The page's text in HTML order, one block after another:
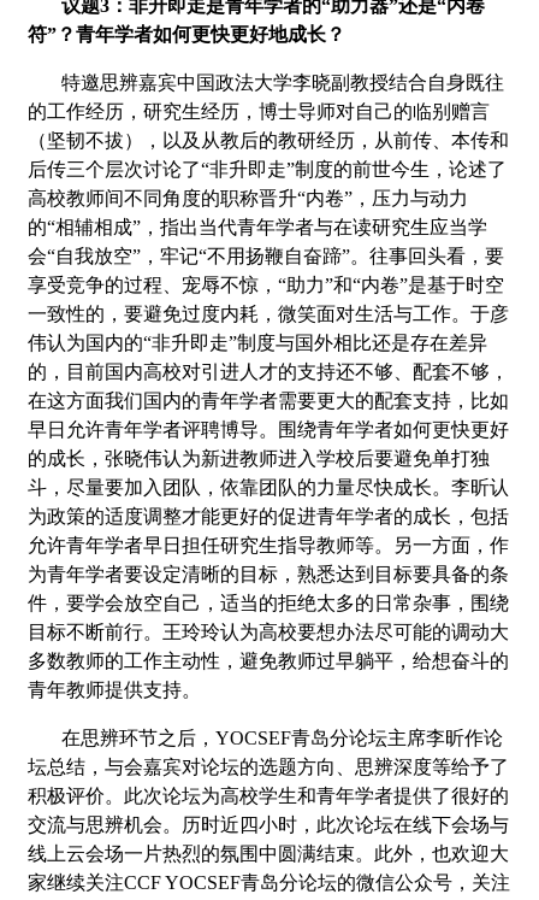
议题3 ：非升即走是青年学者的“助力器”还是“ 内卷
符” ？青年学者如何更快更好地成长？
特邀思辨嘉宾中国政法大学李晓副教授结合自身既往
的工作经历，研究生经历，博士导师对自己的临别赠言
（坚韧不拔），以及从教后的教研经历，从前传、本传和
后传三个层次讨论了“非升即走”制度的前世今生，论述了
高校教师间不同角度的职称晋升“内卷”，压力与动力
的“相辅相成”，指出当代青年学者与在读研究生应当学
会“自我放空”，牢记“不用扬鞭自奋蹄”。往事回头看，要
享受竞争的过程、宠辱不惊，“助力”和“内卷”是基于时空
一致性的，要避免过度内耗，微笑面对生活与工作。于彦
伟认为国内的“非升即走”制度与国外相比还是存在差异
的，目前国内高校对引进人才的支持还不够、配套不够，
在这方面我们国内的青年学者需要更大的配套支持，比如
早日允许青年学者评聘博导。围绕青年学者如何更快更好
的成长，张晓伟认为新进教师进入学校后要避免单打独
斗，尽量要加入团队，依靠团队的力量尽快成长。李昕认
为政策的适度调整才能更好的促进青年学者的成长，包括
允许青年学者早日担任研究生指导教师等。另一方面，作
为青年学者要设定清晰的目标，熟悉达到目标要具备的条
件，要学会放空自己，适当的拒绝太多的日常杂事，围绕
目标不断前行。王玲玲认为高校要想办法尽可能的调动大
多数教师的工作主动性，避免教师过早躺平，给想奋斗的
青年教师提供支持。
在思辨环节之后， YOCSEF青岛分论坛主席李昕作论
坛总结，与会嘉宾对论坛的选题方向、思辨深度等给予了
积极评价。此次论坛为高校学生和青年学者提供了很好的
交流与思辨机会。历时近四小时，此次论坛在线下会场与
线上云会场一片热烈的氛围中圆满结束。 此外，也欢迎大
家继续关注CCF YOCSEF青岛分论坛的微信公众号，关注